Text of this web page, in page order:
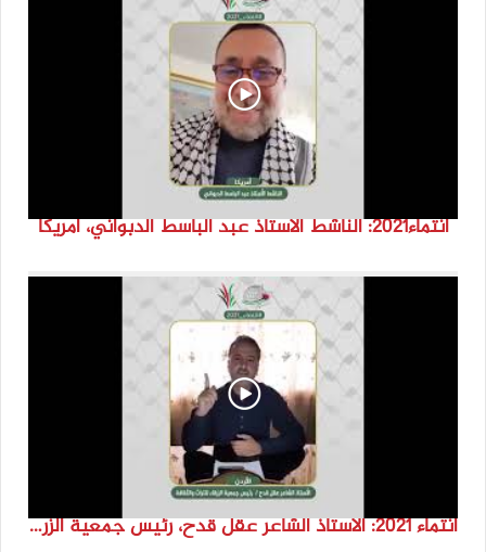
انتماء2021: الناشط الاستاذ عبد الباسط الدبواني، أمريكا
انتماء 2021: الاستاذ الشاعر عقل قدح، رئيس جمعية الزرقاء للتراث والثقافة، الاردن